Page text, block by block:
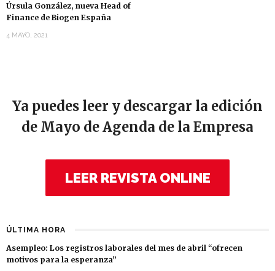
Úrsula González, nueva Head of
Finance de Biogen España
4 MAYO, 2021
Ya puedes leer y descargar la edición
de Mayo de Agenda de la Empresa
LEER REVISTA ONLINE
ÚLTIMA HORA
Asempleo: Los registros laborales del mes de abril “ofrecen
motivos para la esperanza”